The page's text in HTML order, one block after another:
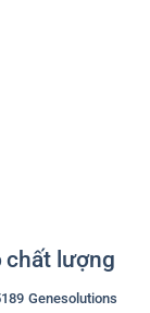
chất lượng
Genesolutions